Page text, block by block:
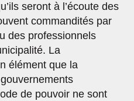
seront à l’écoute des
commandités par
des professionnels
La
élément que la
de pouvoir ne sont